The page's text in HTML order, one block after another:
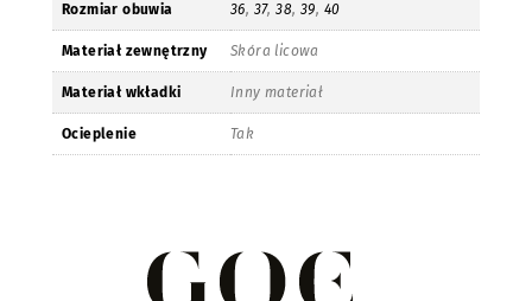
Rozmiar obuwia 36, 37,38, 39, 40
Materiał zewnętrzny Skóra licowa
Materiał wkładki Inny materiał
Ocieplenie Tak